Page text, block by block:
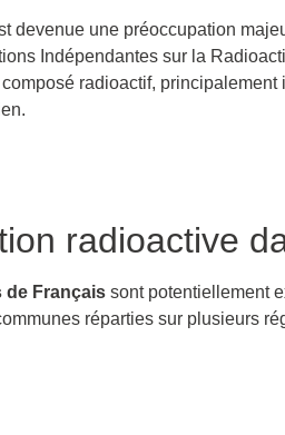
devenue une préoccupation
Indépendantes sur la
radioactif,
radioactive
de Français sont potentiellement
réparties sur plusieurs